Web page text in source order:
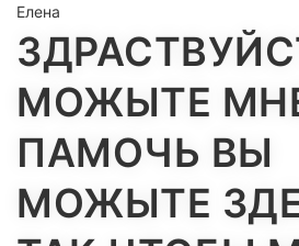
Елена
МОЖЫТЕ
ПАМОЧЬ ВЫ
МОЖЫТЕ